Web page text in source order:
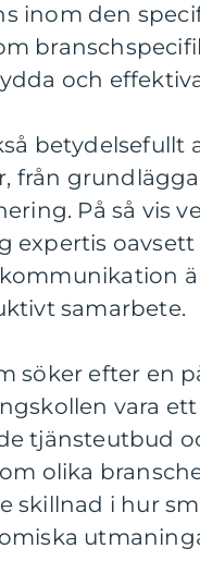
inom den
och
betydelsefullt
från
På så vis
expertis
samarbete.
söker efter en
vara
tjänsteutbud
olika
skillnad i hur